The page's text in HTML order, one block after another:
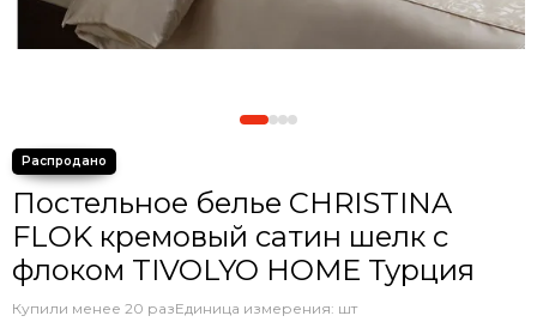
Постельное белье CHRISTINA
FLOK кремовый сатин шелк с
флоком TIVOLYO HOME Турция
Купили менее 20 разЕдиница измерения: шт